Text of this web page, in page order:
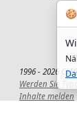
🍪
1996 - 2026
Werden Sie
Inhalte melden